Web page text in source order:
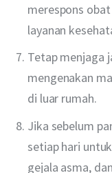
merespons
layanan
Tetap menjaga
mengenakan
di luar rumah.
Jika sebelum
setiap hari
gejala asma,